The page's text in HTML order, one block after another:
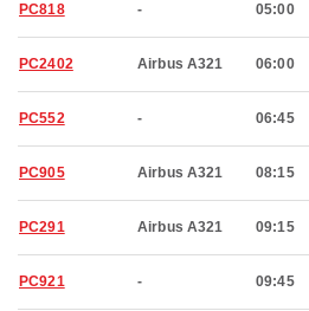
PC818 - 05:00
PC2402 Airbus A321 06:00
PC552 - 06:45
PC905 Airbus A321 08:15
PC291 Airbus A321 09:15
PC921 - 09:45